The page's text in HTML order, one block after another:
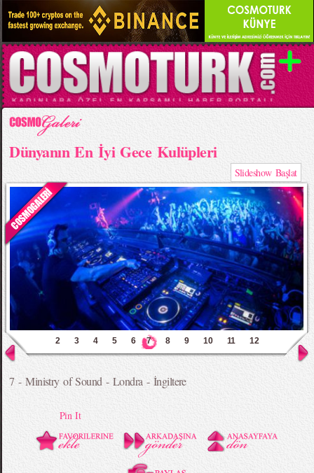
Dünyanın En İyi Gece Kulüpleri
Slideshow Başlat
2 3 4 5 6 7 8 9 10 11 12
7 - Ministry of Sound - Londra - İngiltere
Pin It